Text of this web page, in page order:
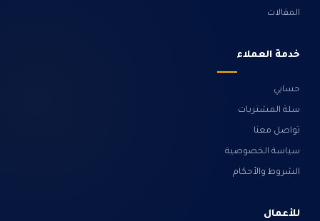
المقالات
خدمة العملاء
حسابي
سلة المشتريات
تواصل معنا
سياسة الخصوصية
الشروط والأحكام
للأعمال